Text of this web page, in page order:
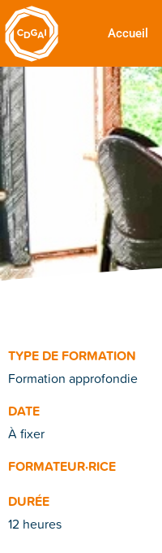
Accueil
TYPE DE FORMATION
Formation approfondie
DATE
À fixer
FORMATEUR·RICE
DURÉE
12 heures